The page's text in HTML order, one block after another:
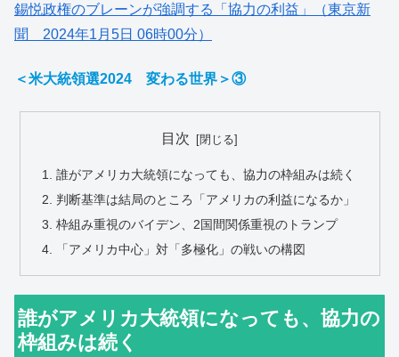
錫悦政権のブレーンが強調する「協力の利益」（東京新
聞 2024年1月5日 06時00分）
＜米大統領選2024 変わる世界＞③
目次
誰がアメリカ大統領になっても、協力の枠組みは続く
判断基準は結局のところ「アメリカの利益になるか」
枠組み重視のバイデン、2国間関係重視のトランプ
「アメリカ中心」対「多極化」の戦いの構図
誰がアメリカ大統領になっても、協力の
枠組みは続く